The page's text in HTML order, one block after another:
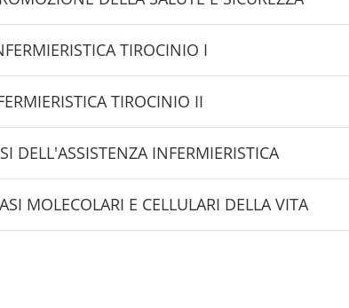
TIROCINIO I
TIROCINIO II
DELL'ASSISTENZA INFERMIERISTICA
MOLECOLARI E CELLULARI DELLA VITA